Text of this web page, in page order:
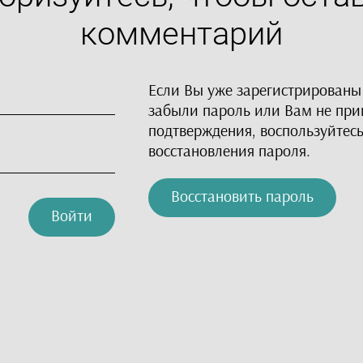
Ручки
Тетради
Блокноты
документов
Дневники
комментарий
Войти
Если Вы уже
забыли пароль или Вам не
подтверждения,
восстановления пароля.
Восстановить пароль